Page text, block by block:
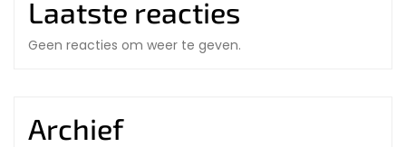
Laatste reacties
Geen reacties om weer te geven.
Archief